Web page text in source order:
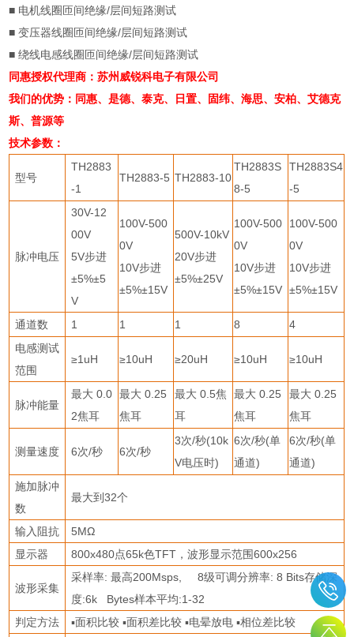
■ 电机线圈匝间绝缘/层间短路测试
■ 变压器线圈匝间绝缘/层间短路测试
■ 绕线电感线圈匝间绝缘/层间短路测试
同惠授权代理商：苏州威锐科电子有限公司
我们的优势：同惠、是德、泰克、日置、固纬、海思、安柏、艾德克
斯、普源等
技术参数：
型号
TH2883
-1
TH2883-5 TH2883-10
TH2883S
8-5
TH2883S4
-5
脉冲电压
30V-12
00V
5V步进
±5%±5
V
100V-500
0V
10V步进
±5%±15V
500V-10kV
20V步进
±5%±25V
100V-500
0V
10V步进
±5%±15V
100V-500
0V
10V步进
±5%±15V
通道数 1 1 1 8
4
电感测试
范围
≥1uH ≥10uH ≥20uH ≥10uH ≥10uH
脉冲能量
最大 0.0
2焦耳
最大 0.25
焦耳
最大 0.5焦
耳
最大 0.25
焦耳
最大 0.25
焦耳
测量速度 6次/秒 6次/秒
3次/秒(10k
V电压时)
6次/秒(单
通道)
6次/秒(单
通道)
施加脉冲
数
最大到32个
输入阻抗 5MΩ
显示器
800x480点65k色TFT ，波形显示范围600x256
波形采集
采样率:最高200Msps, 8级可调分辨率: 8 Bits存储深
度:6k Bytes样本平均:1-32
判定方法
▪面积比较 ▪面积差比较 ▪电晕放电 ▪相位差比较